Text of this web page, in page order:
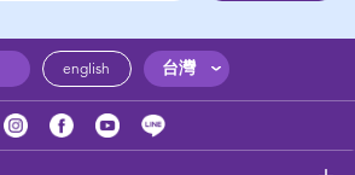
english 台灣